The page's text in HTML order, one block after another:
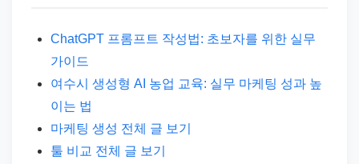
ChatGPT 프롬프트 작성법: 초보자를 위한 실무
가이드
여수시 생성형 AI 농업 교육: 실무 마케팅 성과 높
이는 법
마케팅 생성 전체 글 보기
툴 비교 전체 글 보기